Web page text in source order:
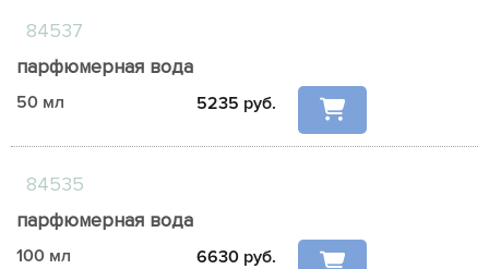
84537
парфюмерная вода
50 мл 5235 руб.
84535
парфюмерная вода
100 мл 6630 руб.